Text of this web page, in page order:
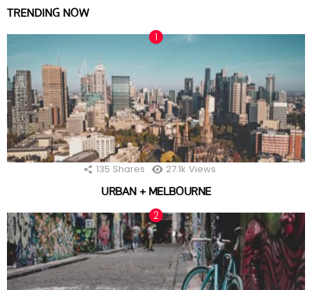
TRENDING NOW
135 Shares 27.1k Views
URBAN + MELBOURNE